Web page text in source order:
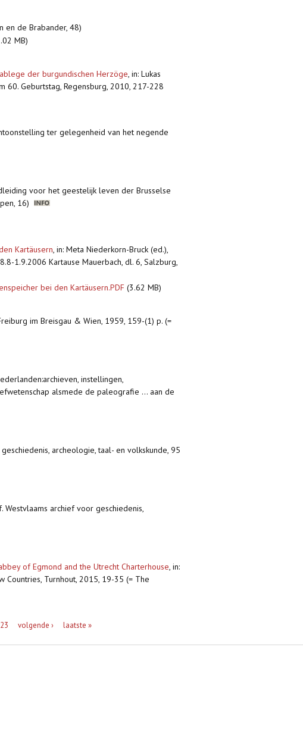
en de Brabander, 48)
MB)
der burgundischen Herzöge, in: Lukas
60. Geburtstag, Regensburg, 2010, 217-228
ter gelegenheid van het negende
voor het geestelijk leven der Brusselse
16)
Kartäusern, in: Meta Niederkorn-Bruck (ed.),
1.9.2006 Kartause Mauerbach, dl. 6, Salzburg,
bei den Kartäusern.PDF (3.62 MB)
im Breisgau & Wien, 1959, 159-(1) p. (=
instellingen,
alsmede de paleografie ... aan de
archeologie, taal- en volkskunde, 95
Westvlaams archief voor geschiedenis,
of Egmond and the Utrecht Charterhouse, in:
Countries, Turnhout, 2015, 19-35 (= The
volgende › laatste »